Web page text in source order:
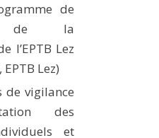
de
de la
l’EPTB Lez
Lez)
de vigilance
des
et